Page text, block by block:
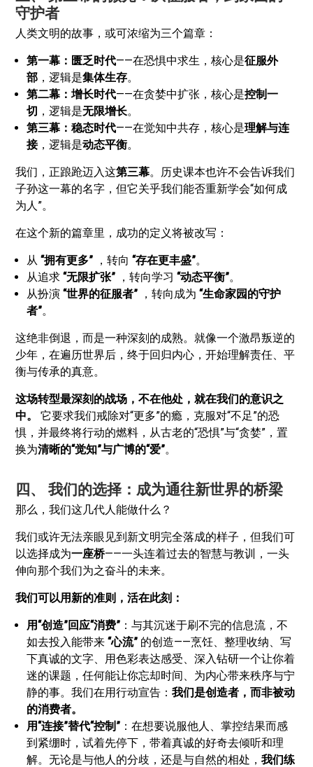
守护者
人类文明的故事，或可浓缩为三个篇章：
第一幕：匮乏时代——在恐惧中求生，核心是征服外
部 ，逻辑是集体生存。
第二幕：增长时代——在贪婪中扩张，核心是控制一
切 ，逻辑是无限增长。
第三幕：稳态时代——在觉知中共存，核心是理解与连
接，逻辑是动态平衡。
我们，正踉跄迈入这第三幕。历史课本也许不会告诉我们
子孙这一幕的名字，但它关乎我们能否重新学会“如何成
为人”。
在这个新的篇章里，成功的定义将被改写：
从“拥有更多” ，转向“存在更丰盛”。
从追求“无限扩张” ，转向学习“动态平衡”。
从扮演“世界的征服者” ，转向成为“生命家园的守护
者”。
这绝非倒退，而是一种深刻的成熟。就像一个激昂叛逆的
少年，在遍历世界后，终于回归内心，开始理解责任、平
衡与传承的真意。
这场转型最深刻的战场，不在他处，就在我们的意识之
中。
它要求我们戒除对“更多”的瘾，克服对“不足”的恐
惧，并最终将行动的燃料，从古老的“恐惧”与“贪婪”，置
换为清晰的“觉知”与广博的“爱”。
四、 我们的选择：成为通往新世界的桥梁
那么，我们这几代人能做什么？
我们或许无法亲眼见到新文明完全落成的样子，但我们可
以选择成为一座桥——一头连着过去的智慧与教训，一头
伸向那个我们为之奋斗的未来。
我们可以用新的准则，活在此刻：
用“创造”回应“消费” ：与其沉迷于刷不完的信息流，不
如去投入能带来“心流” 的创造——烹饪、整理收纳、写
下真诚的文字、用色彩表达感受、深入钻研一个让你着
迷的课题，任何能让你忘却时间、为内心带来秩序与宁
静的事。我们在用行动宣告：我们是创造者，而非被动
的消费者。
用“连接”替代“控制” ：在想要说服他人、掌控结果而感
到紧绷时，试着先停下，带着真诚的好奇去倾听和理
解。无论是与他人的分歧，还是与自然的相处，我们练